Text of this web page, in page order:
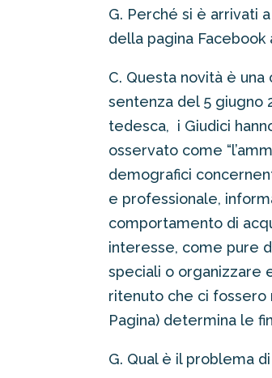
G. Perché si è arrivati
della pagina Facebook
C. Questa novità è
sentenza del 5 giugno
tedesca, i Giudici
osservato come
demografici
e professionale,
comportamento di
interesse, come pure
speciali o organizzare
ritenuto che ci fossero
Pagina) determina le
G. Qual è il problema